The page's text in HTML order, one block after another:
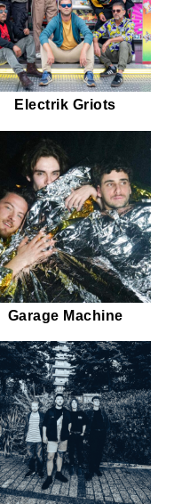
Electrik Griots
Garage Machine